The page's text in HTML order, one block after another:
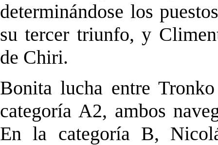
determinándose los
su tercer triunfo, y
de Chiri.
Bonita lucha entreTronko
categoría A2, ambos
En la categoría B,